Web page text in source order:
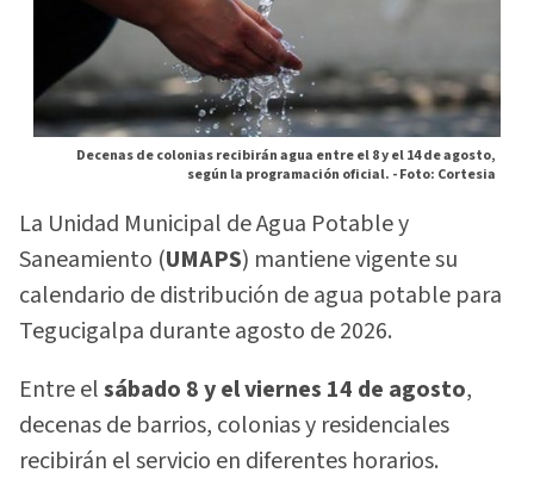
Decenas de colonias recibirán agua entre el 8 y el 14 de agosto,
según la programación oficial. -Foto: Cortesia
La Unidad Municipal de Agua Potable y
Saneamiento (UMAPS) mantiene vigente su
calendario de distribución de agua potable para
Tegucigalpa durante agosto de 2026.
Entre elsábado 8 y el viernes 14 de agosto,
decenas de barrios, colonias y residenciales
recibirán el servicio en diferentes horarios.